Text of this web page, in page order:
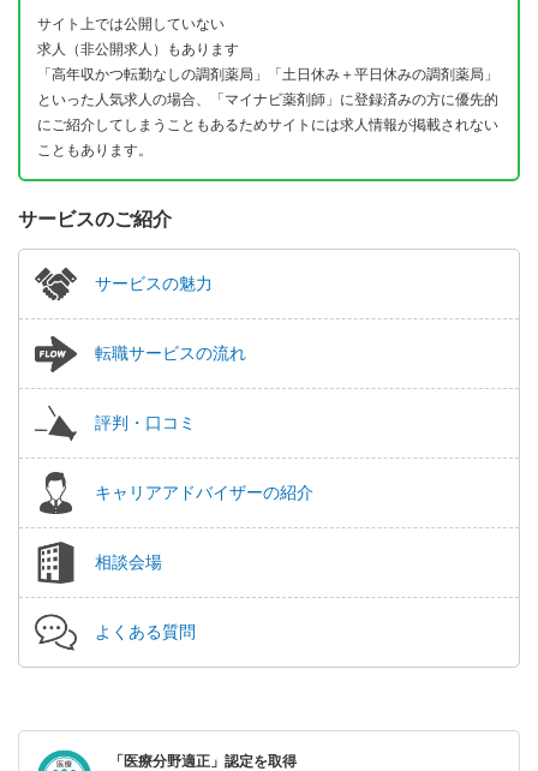
サイト上では公開していない
求人（非公開求人）もあります
「高年収かつ転勤なしの調剤薬局」「土日休み＋平日休みの調剤薬局」
といった人気求人の場合、「マイナビ薬剤師」に登録済みの方に優先的
にご紹介してしまうこともあるためサイトには求人情報が掲載されない
こともあります。
サービスのご紹介
サービスの魅力
転職サービスの流れ
評判・口コミ
キャリアアドバイザーの紹介
相談会場
よくある質問
「医療分野適正」認定を取得